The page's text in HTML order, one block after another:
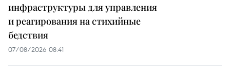
инфраструктуры для управления
и реагирования на стихийные
бедствия
07/08/2026 08:41